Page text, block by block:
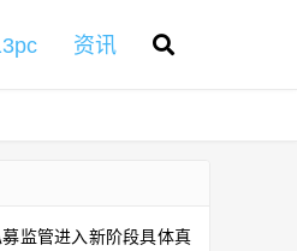
资讯
监管进入新阶段具体真